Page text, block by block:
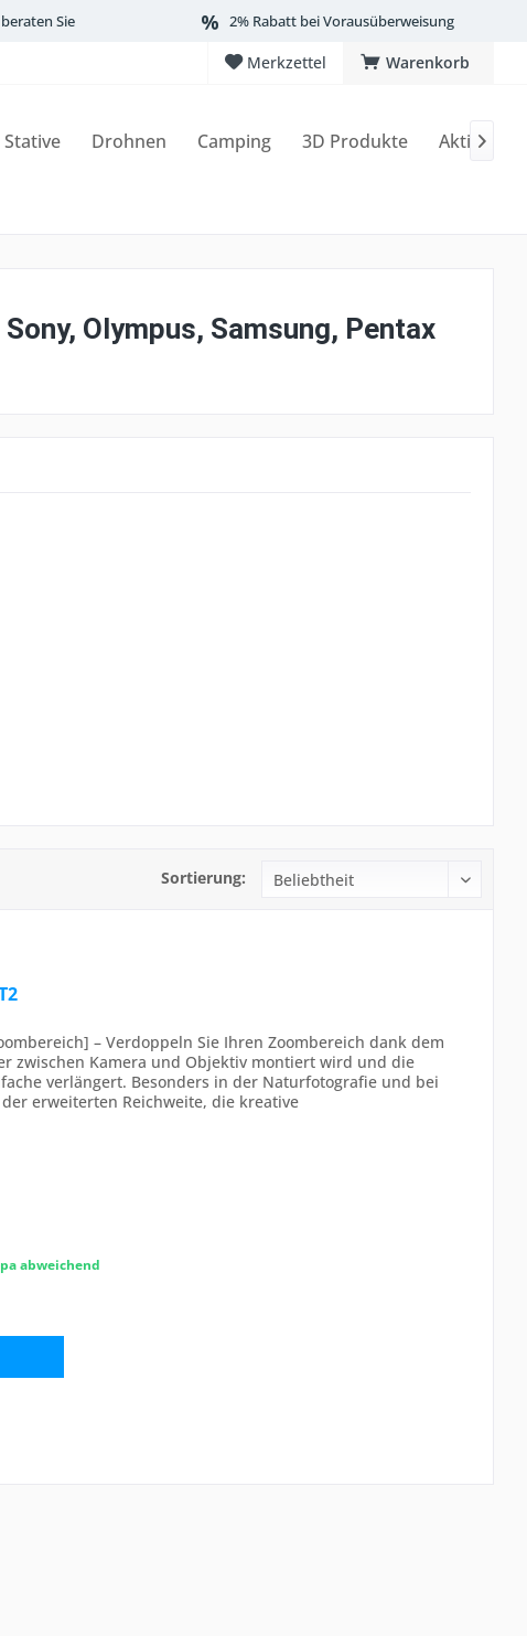
Sie 2% Rabatt bei Vorausüberweisung
Warenkorb
Merkzettel
Stative Drohnen Camping 3D Produkte Aktionen

Olympus, Samsung, Pentax
Sortierung:
– Verdoppeln Sie Ihren Zoombereich dank dem
zwischen Kamera und Objektiv montiert wird und die
verlängert. Besonders in der Naturfotografie und bei
erweiterten Reichweite, die kreative
abweichend